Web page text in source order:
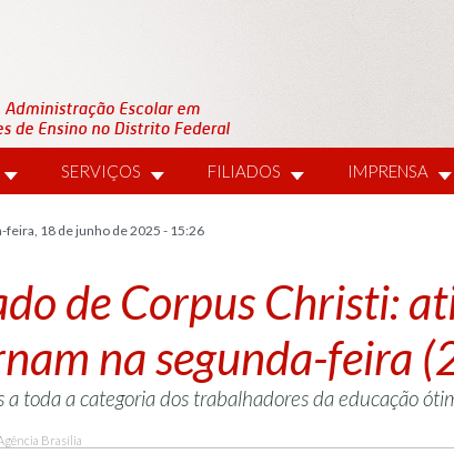
SERVIÇOS FILIADOS IMPRENSA
feira, 18 de junho de 2025 - 15:26
de Corpus Christi:
na segunda-feira
a toda a categoria dos trabalhadores da educação
Brasília